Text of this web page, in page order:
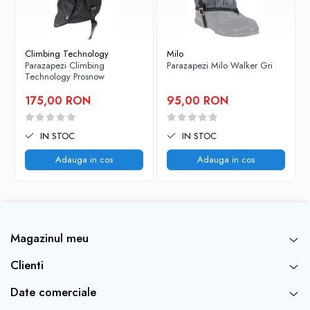
Climbing Technology
Parazapezi Climbing
Technology Prosnow
175,00 RON
IN STOC
Adauga in cos
Milo
Parazapezi Milo Walker Gri
95,00 RON
IN STOC
Adauga in cos
Magazinul meu
Clienti
Date comerciale